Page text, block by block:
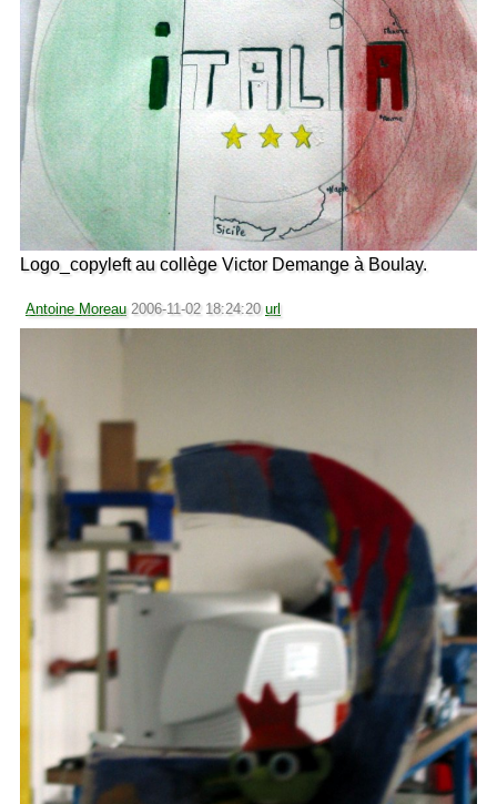
Logo_copyleft au collège Victor Demange à Boulay.
Antoine Moreau 2006-11-02 18:24:20 url